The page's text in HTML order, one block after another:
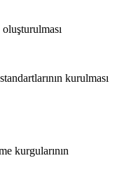
oluşturulması
kurulması
kurgularının